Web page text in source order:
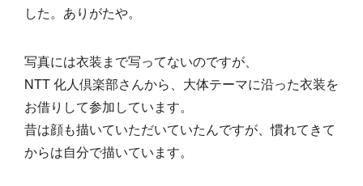
した。ありがたや。
写真には衣装まで写ってないのですが、
NTT 化人倶楽部さんから、大体テーマに沿った衣装を
お借りして参加しています。
昔は顔も描いていただいていたんですが、慣れてきて
からは自分で描いています。